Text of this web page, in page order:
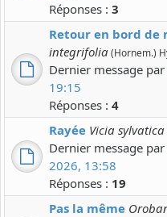
Réponses : 3
Retour en bord de
integrifolia(Hornem.)
Dernier message par
19:15
Réponses : 4
Rayée Vicia sylvatica
Dernier message par
2026, 13:58
Réponses : 19
Pas la même